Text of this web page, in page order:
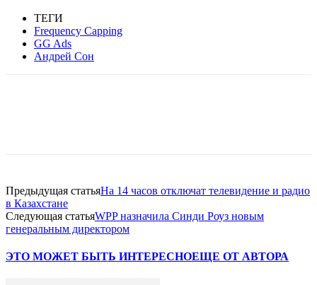
ТЕГИ
Frequency Capping
GG Ads
Андрей Сон
Предыдущая статьяНа 14 часов отключат телевидение и радио
в Казахстане
Следующая статьяWPP назначила Синди Роуз новым
генеральным директором
ЭТО МОЖЕТ БЫТЬ ИНТЕРЕСНОЕЩЕ ОТ АВТОРА